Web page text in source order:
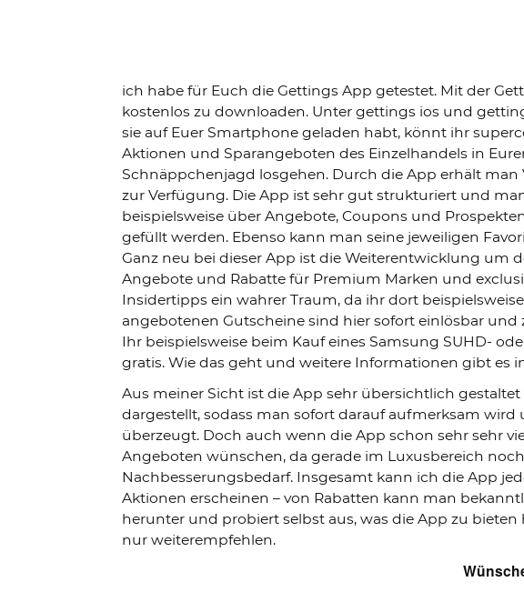
ich habe für Euch die Gettings App getestet. Mit der
kostenlos zu downloaden. Unter gettings ios und
sie auf Euer Smartphone geladen habt, könnt ihr
Aktionen und Sparangeboten des Einzelhandels in
Schnäppchenjagd losgehen. Durch die App erhält
zur Verfügung. Die App ist sehr gut strukturiert und
beispielsweise über Angebote, Coupons und
gefüllt werden. Ebenso kann man seine jeweiligen
Ganz neu bei dieser App ist die Weiterentwicklung um
Angebote und Rabatte für Premium Marken und
Insidertipps ein wahrer Traum, da ihr dort
angebotenen Gutscheine sind hier sofort einlösbar
Ihr beispielsweise beim Kauf eines Samsung SUHD-
gratis. Wie das geht und weitere Informationen gibt es
Aus meiner Sicht ist die App sehr übersichtlich
dargestellt, sodass man sofort darauf aufmerksam
überzeugt. Doch auch wenn die App schon sehr sehr
Angeboten wünschen, da gerade im Luxusbereich
Nachbesserungsbedarf. Insgesamt kann ich die App
Aktionen erscheinen – von Rabatten kann man
herunter und probiert selbst aus, was die App zu
nur weiterempfehlen.